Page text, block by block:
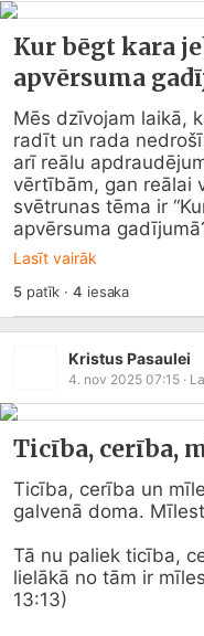
Kur bēgt kara
apvērsuma
Mēs dzīvojam laikā,
radīt un rada
arī reālu
vērtībām, gan reālai
svētrunas tēma ir
apvērsuma
Lasīt vairāk
5patīk ·4 iesaka
Kristus Pasaulei
4. nov 2025 07:15 ·
Ticība, cerība,
Ticība, cerība un
galvenā doma.
Tā nu paliek ticība,
lielākā no tām ir
13:13)